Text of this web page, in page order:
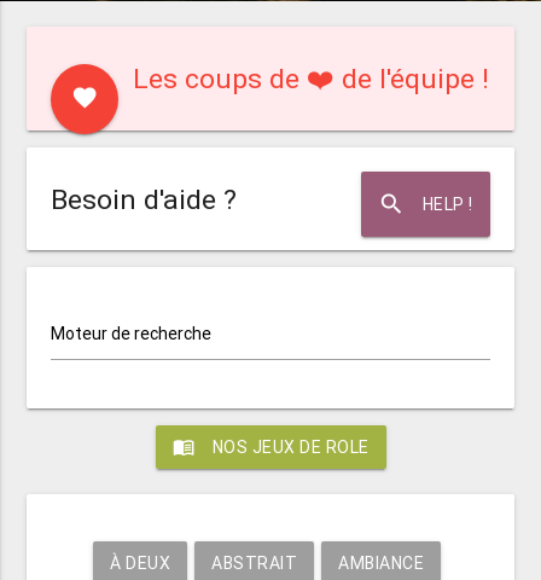
favorite
Les coups de ❤️ de l'équipe !
search HELP !
Besoin d'aide ?
Moteur de recherche
menu_book NOS JEUX DE ROLE
À DEUX ABSTRAIT AMBIANCE